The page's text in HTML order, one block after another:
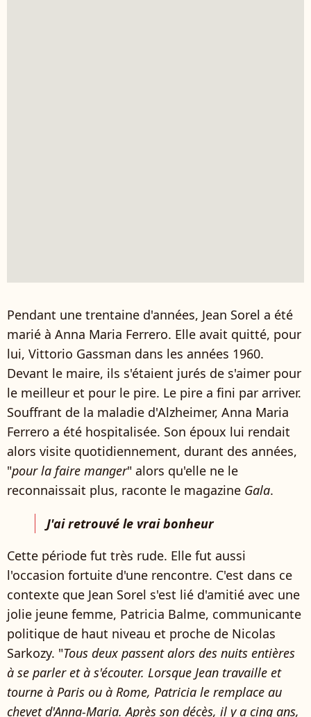
Pendant une trentaine d'années, Jean Sorel a été
marié à Anna Maria Ferrero. Elle avait quitté, pour
lui, Vittorio Gassman dans les années 1960.
Devant le maire, ils s'étaient jurés de s'aimer pour
le meilleur et pour le pire. Le pire a fini par arriver.
Souffrant de la maladie d'Alzheimer, Anna Maria
Ferrero a été hospitalisée. Son époux lui rendait
alors visite quotidiennement, durant des années,
"pour la faire manger" alors qu'elle ne le
reconnaissait plus, raconte le magazine Gala.
J'ai retrouvé le vrai bonheur
Cette période fut très rude. Elle fut aussi
l'occasion fortuite d'une rencontre. C'est dans ce
contexte que Jean Sorel s'est lié d'amitié avec une
jolie jeune femme, Patricia Balme, communicante
politique de haut niveau et proche de Nicolas
Sarkozy. "Tous deux passent alors des nuits entières
à se parler et à s'écouter. Lorsque Jean travaille et
tourne à Paris ou à Rome, Patricia le remplace au
chevet d'Anna-Maria. Après son décès, il y a cinq ans,